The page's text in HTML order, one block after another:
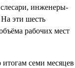
инженеры-
эти шесть
рабочих мест